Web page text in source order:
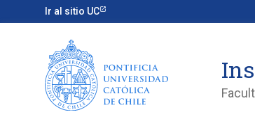
Ir al sitio UC